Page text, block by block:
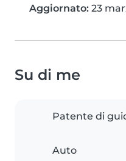
Aggiornato: 23
Su di me
Patente di
Auto